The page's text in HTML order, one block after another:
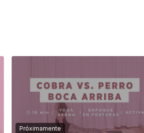
Próximamente